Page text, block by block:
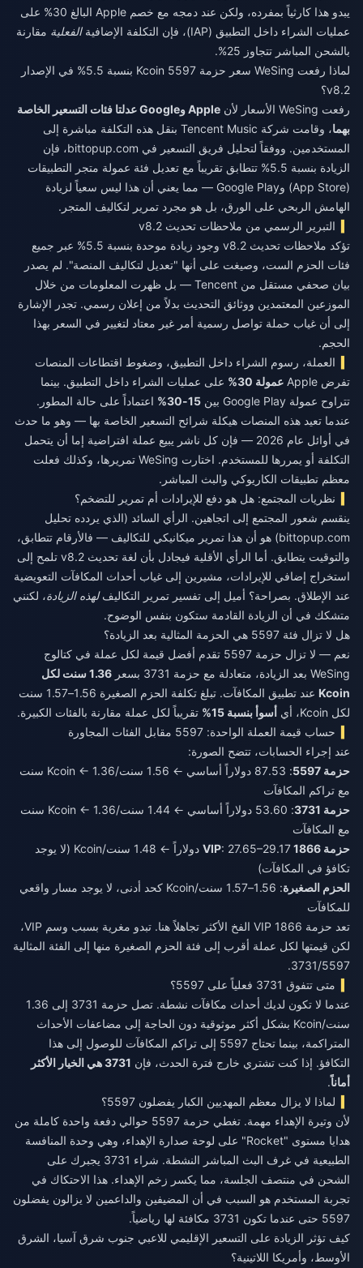
يبدو هذا كارثياً بمفرده، ولكن عند دمجه مع خصم Apple البالغ 30% على
عمليات الشراء داخل التطبيق (IAP)، فإن التكلفة الإضافية
الفعلية مقارنة
بالشحن المباشر تتجاوز 25%.
لماذا رفعت WeSing سعر حزمة 5597 Kcoin بنسبة 5.5% في الإصدار
v8.2؟
رفعت WeSing الأسعار لأن
Apple وGoogle عدلتا فئات التسعير الخاصة
بهما
، وقامت شركة Tencent Music بنقل هذه التكلفة مباشرة إلى
المستخدمين. ووفقاً لتحليل فريق التسعير في bittopup.com، فإن
الزيادة بنسبة 5.5% تتطابق تقريباً مع تعديل فئة عمولة متجر التطبيقات
(App Store) وGoogle Play — مما يعني أن هذا ليس سعياً لزيادة
الهامش الربحي على الورق، بل هو مجرد تمرير لتكاليف المتجر.
التبرير الرسمي من ملاحظات تحديث v8.2
تؤكد ملاحظات تحديث v8.2 وجود زيادة موحدة بنسبة 5.5% عبر جميع
فئات الحزم الست، وصيغت على أنها "تعديل لتكاليف المنصة". لم يصدر
بيان صحفي مستقل من Tencent — بل ظهرت المعلومات من خلال
الموزعين المعتمدين ووثائق التحديث بدلاً من إعلان رسمي. تجدر الإشارة
إلى أن غياب حملة تواصل رسمية أمر غير معتاد لتغيير في السعر بهذا
الحجم.
العملة، رسوم الشراء داخل التطبيق، وضغوط اقتطاعات المنصات
تفرض Apple
عمولة 30%
على عمليات الشراء داخل التطبيق. بينما
تتراوح عمولة Google Play بين
15-30%
اعتماداً على حالة المطور.
عندما تعيد هذه المنصات هيكلة شرائح التسعير الخاصة بها — وهو ما حدث
في أوائل عام 2026 — فإن كل ناشر يبيع عملة افتراضية إما أن يتحمل
التكلفة أو يمررها للمستخدم. اختارت WeSing تمريرها، وكذلك فعلت
معظم تطبيقات الكاريوكي والبث المباشر.
نظريات المجتمع: هل هو دفع للإيرادات أم تمرير للتضخم؟
ينقسم شعور المجتمع إلى اتجاهين. الرأي السائد (الذي يردده تحليل
bittopup.com) هو أن هذا تمرير ميكانيكي للتكاليف — فالأرقام تتطابق،
والتوقيت يتطابق. أما الرأي الأقلية فيجادل بأن لغة تحديث v8.2 تلمح إلى
استخراج إضافي للإيرادات، مشيرين إلى غياب أحداث المكافآت التعويضية
عند الإطلاق. بصراحة؟ أميل إلى تفسير تمرير التكاليفلهذه الزيادة، لكنني
متشكك في أن الزيادة القادمة ستكون بنفس الوضوح.
هل لا تزال فئة 5597 هي الحزمة المثالية بعد الزيادة؟
نعم — لا تزال حزمة 5597 تقدم أفضل قيمة لكل عملة في كتالوج
WeSing بعد الزيادة، متعادلة مع حزمة 3731 بسعر
1.36 سنت لكل
Kcoin
عند تطبيق المكافآت. تبلغ تكلفة الحزم الصغيرة 1.56–1.57 سنت
لكل Kcoin، أي
أسوأ بنسبة 15%
تقريباً لكل عملة مقارنة بالفئات الكبيرة.
حساب قيمة العملة الواحدة: 5597 مقابل الفئات المجاورة
عند إجراء الحسابات، تتضح الصورة:
حزمة 5597
: 87.53 دولاراً أساسي ← 1.56 سنت/Kcoin ← 1.36 سنت
مع تراكم المكافآت
حزمة 3731
: 53.60 دولاراً أساسي ← 1.44 سنت/Kcoin ← 1.36 سنت
مع المكافآت
حزمة 1866 VIP
: 27.65–29.17 دولاراً ← 1.48 سنت/Kcoin (لا يوجد
تكافؤ في المكافآت)
الحزم الصغيرة
: 1.56–1.57 سنت/Kcoin كحد أدنى، لا يوجد مسار واقعي
للمكافآت
تعد حزمة 1866 VIP الفخ الأكثر تجاهلاً هنا. تبدو مغرية بسبب وسم VIP،
لكن قيمتها لكل عملة أقرب إلى فئة الحزم الصغيرة منها إلى الفئة المثالية
3731/5597.
متى تتفوق 3731 فعلياً على 5597؟
عندما لا تكون لديك أحداث مكافآت نشطة. تصل حزمة 3731 إلى 1.36
سنت/Kcoin بشكل أكثر موثوقية دون الحاجة إلى مضاعفات الأحداث
المتراكمة، بينما تحتاج 5597 إلى تراكم المكافآت للوصول إلى هذا
التكافؤ. إذا كنت تشتري خارج فترة الحدث، فإن
3731 هي الخيار الأكثر
أماناً.
لماذا لا يزال معظم المهديين الكبار يفضلون 5597؟
لأن وتيرة الإهداء مهمة. تغطي حزمة 5597 حوالي دفعة واحدة كاملة من
هدايا مستوى "Rocket" على لوحة صدارة الإهداء، وهي وحدة المنافسة
الطبيعية في غرف البث المباشر النشطة. شراء 3731 يجبرك على
الشحن في منتصف الجلسة، مما يكسر زخم الإهداء. هذا الاحتكاك في
تجربة المستخدم هو السبب في أن المضيفين والداعمين لا يزالون يفضلون
5597 حتى عندما تكون 3731 مكافئة لها رياضياً.
كيف تؤثر الزيادة على التسعير الإقليمي للاعبي جنوب شرق آسيا، الشرق
الأوسط، وأمريكا اللاتينية؟